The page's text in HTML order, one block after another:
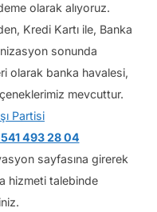
olarak alıyoruz.
Kredi Kartı ile, Banka
sonunda
olarak banka havalesi,
mevcuttur.
493 28 04
sayfasına girerek
hizmeti talebinde